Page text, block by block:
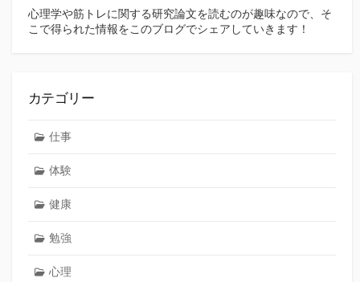
り
心理学や筋トレに関する研究論文を読むのが趣味なので、そ
こで得られた情報をこのブログでシェアしていきます！
カテゴリー
仕事
体験
健康
勉強
心理